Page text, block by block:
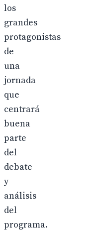
los
grandes
protagonistas
de
una
jornada
que
centrará
buena
parte
del
debate
y
análisis
del
programa.